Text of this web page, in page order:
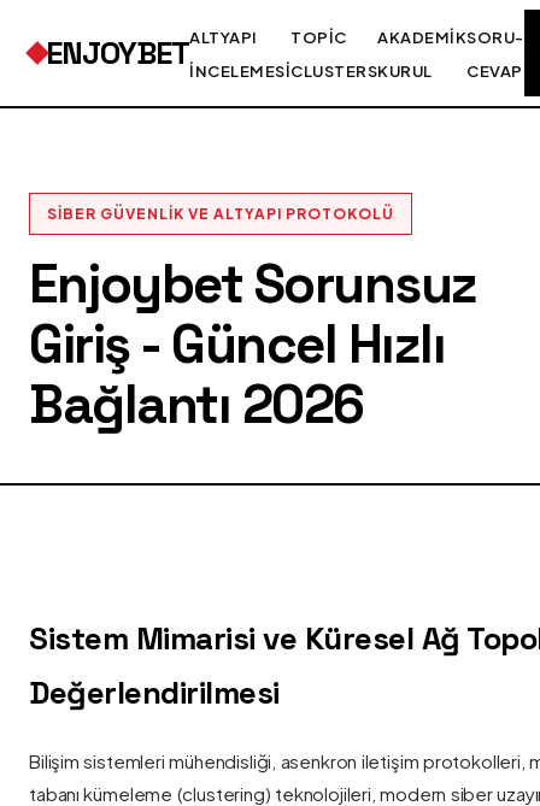
ENJOYBETALTYAPI
İNCELEMESI
TOPIC
CLUSTERS
AKADEMIK
KURUL
SORU-
CEVAP
SIBER GÜVENLIK VE ALTYAPI PROTOKOLÜ
Enjoybet Sorunsuz
Giriş - Güncel Hızlı
Bağlantı 2026
Sistem Mimarisi ve Küresel Ağ
Değerlendirilmesi
Bilişim sistemleri mühendisliği, asenkron iletişim protokolleri,
tabanı kümeleme (clustering) teknolojileri, modern siber